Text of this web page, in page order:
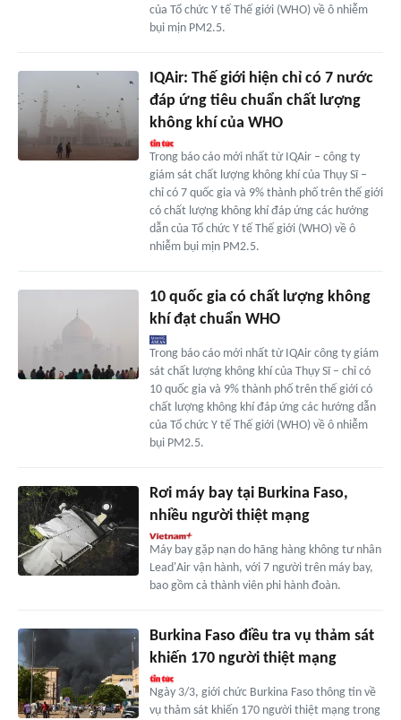
của Tổ chức Y tế Thế giới (WHO) về ô nhiễm
bụi mịn PM2.5.
IQAir: Thế giới hiện chỉ có 7 nước
đáp ứng tiêu chuẩn chất lượng
không khí của WHO
Trong báo cáo mới nhất từ IQAir – công ty
giám sát chất lượng không khí của Thụy Sĩ –
chỉ có 7 quốc gia và 9% thành phố trên thế giới
có chất lượng không khí đáp ứng các hướng
dẫn của Tổ chức Y tế Thế giới (WHO) về ô
nhiễm bụi mịn PM2.5.
10 quốc gia có chất lượng không
khí đạt chuẩn WHO
Trong báo cáo mới nhất từ IQAir công ty giám
sát chất lượng không khí của Thụy Sĩ – chỉ có
10 quốc gia và 9% thành phố trên thế giới có
chất lượng không khí đáp ứng các hướng dẫn
của Tổ chức Y tế Thế giới (WHO) về ô nhiễm
bụi PM2.5.
Rơi máy bay tại Burkina Faso,
nhiều người thiệt mạng
Máy bay gặp nạn do hãng hàng không tư nhân
Lead'Air vận hành, với 7 người trên máy bay,
bao gồm cả thành viên phi hành đoàn.
Burkina Faso điều tra vụ thảm sát
khiến 170 người thiệt mạng
Ngày 3/3, giới chức Burkina Faso thông tin về
vụ thảm sát khiến 170 người thiệt mạng trong